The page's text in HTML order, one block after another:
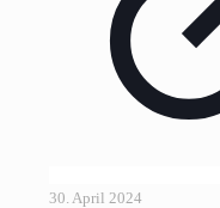
30. April 2024